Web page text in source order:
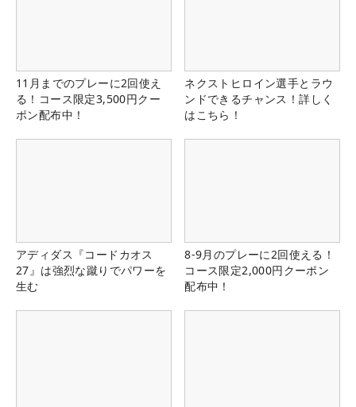
11月までのプレーに2回使え
る！コース限定3,500円クー
ポン配布中！
ネクストヒロイン選手とラウ
ンドできるチャンス！詳しく
はこちら！
アディダス『コードカオス
27』は強烈な蹴りでパワーを
生む
8-9月のプレーに2回使える！
コース限定2,000円クーポン
配布中！